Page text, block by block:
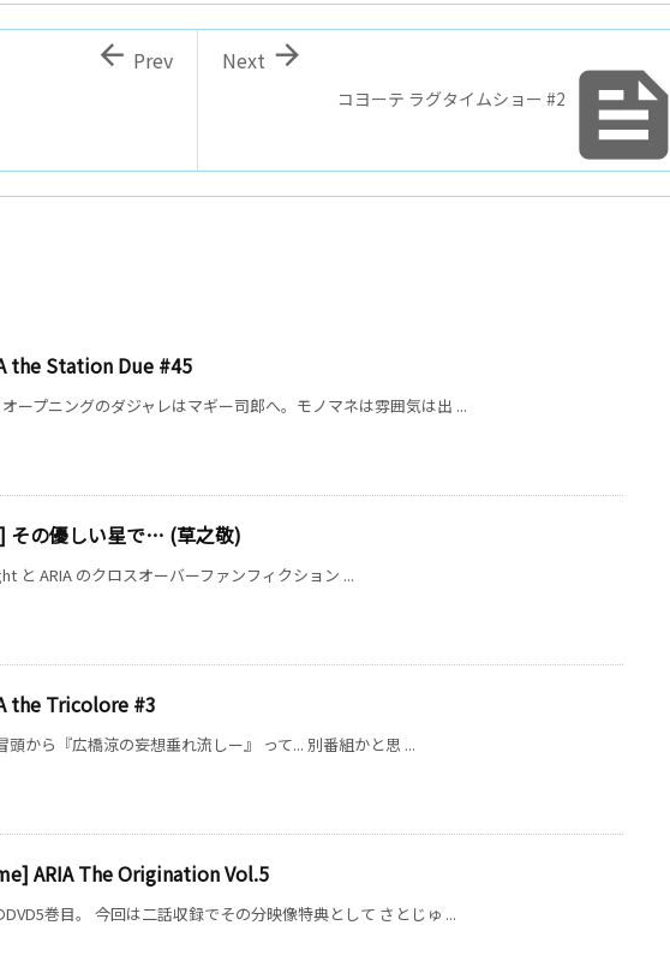

コヨーテ ラグタイムショー #2

Next
 Prev
the Station Due #45
ープニングのダジャレはマギー司郎へ。モノマネは雰囲気は出 ...
その優しい星で… (草之敬)
と ARIA のクロスオーバーファンフィクション ...
the Tricolore #3
頭から『広橋涼の妄想垂れ流しー』 って... 別番組かと思 ...
ARIA The Origination Vol.5
DVD5巻目。 今回は二話収録でその分映像特典として さとじゅ ...